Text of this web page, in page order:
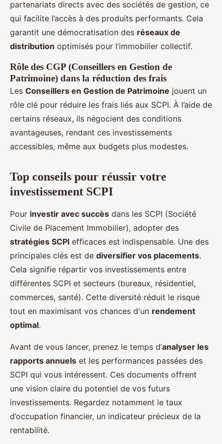
partenariats directs avec des sociétés de gestion, ce
qui facilite l’accès à des produits performants. Cela
garantit une démocratisation des réseaux de
distribution optimisés pour l’immobilier collectif.
Rôle des CGP (Conseillers en Gestion de
Patrimoine) dans la réduction des frais
Les Conseillers en Gestion de Patrimoine jouent un
rôle clé pour réduire les frais liés aux SCPI. À l’aide de
certains réseaux, ils négocient des conditions
avantageuses, rendant ces investissements
accessibles, même aux budgets plus modestes.
Top conseils pour réussir votre
investissement SCPI
Pour investir avec succès dans les SCPI (Société
Civile de Placement Immobilier), adopter des
stratégies SCPI efficaces est indispensable. Une des
principales clés est de diversifier vos placements.
Cela signifie répartir vos investissements entre
différentes SCPI et secteurs (bureaux, résidentiel,
commerces, santé). Cette diversité réduit le risque
tout en maximisant vos chances d'un rendement
optimal.
Avant de vous lancer, prenez le temps d’analyser les
rapports annuels et les performances passées des
SCPI qui vous intéressent. Ces documents offrent
une vision claire du potentiel de vos futurs
investissements. Regardez notamment le taux
d’occupation financier, un indicateur précieux de la
rentabilité.